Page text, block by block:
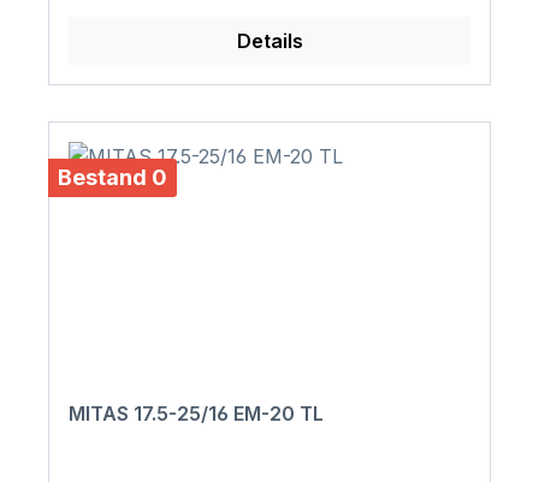
Details
Bestand 0
MITAS 17.5-25/16 EM-20 TL